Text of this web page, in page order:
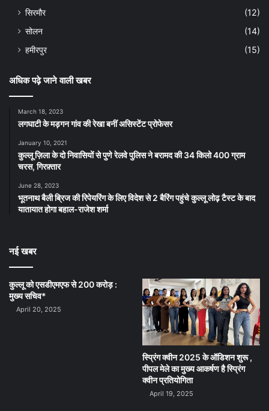
सिरमौर
(12)
सोलन
(14)
हमीरपुर
(15)
अधिक पढ़े जाने वाली खबर
March 18, 2023
लगघाटी के मड़गन गांव की रेखा बनीं असिस्टेंट प्रोफेसर
January 10, 2021
कुल्लू ज़िला के दो निवासियों से पुणे रेलवे पुलिस ने बरामद की 34 किलो 400 ग्राम
चरस, गिरफ़्तार
June 28, 2023
भूतनाथ बैली ब्रिज की रिपेयरिंग के लिए विदेश से 2 बैरिंग पहुंचे कुल्लू लोढ़ टैस्ट के बाद
यातायात होगा बहाल-राजेश शर्मा
नई खबर
कुल्लू को एसडीएमएफ से 200 करोड़ :
मुख्य सचिव*
April 20, 2025
स्प्रिंग क्वीन 2025 के ऑडिशन शुरू ,
पीपल मेले का मुख्य आकर्षण है स्प्रिंग
क्वीन प्रतियोगिता
April 19, 2025